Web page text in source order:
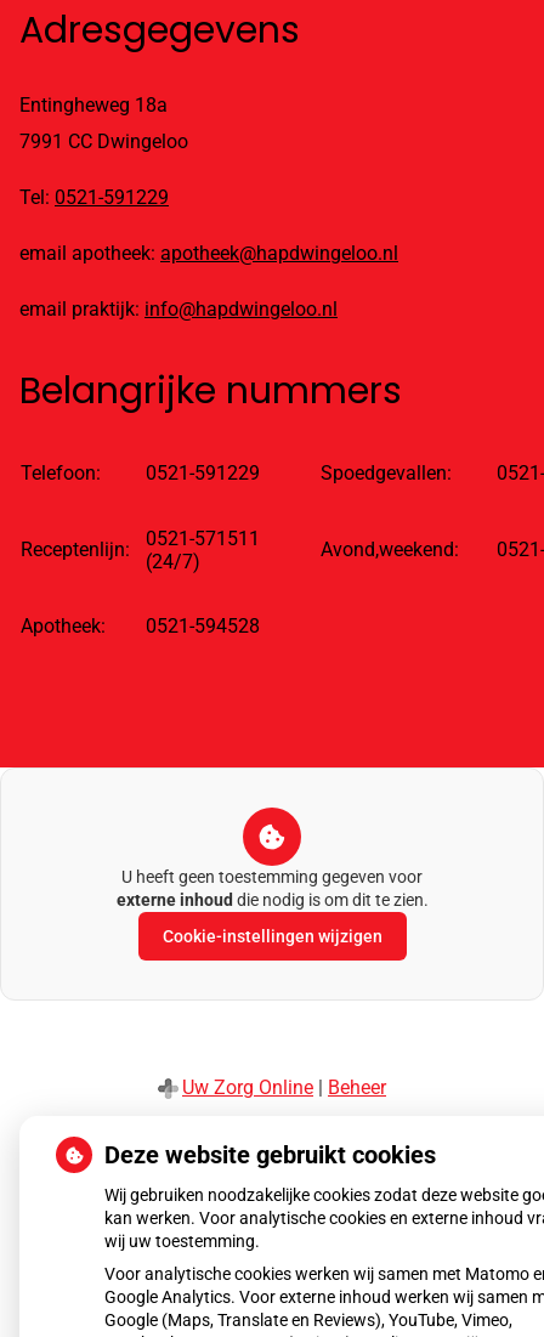
Adresgegevens
Entingheweg 18a
7991 CC Dwingeloo
Tel: 0521-591229
email apotheek: apotheek@hapdwingeloo.nl
email praktijk: info@hapdwingeloo.nl
Belangrijke nummers
Telefoon: 0521-591229 Spoedgevallen:
Receptenlijn:
0521-571511
(24/7)
Avond,weekend:
Apotheek: 0521-594528
U heeft geen toestemming gegeven voor
externe inhoud die nodig is om dit te zien.
Cookie-instellingen wijzigen
Uw Zorg Online | Beheer
Privacy verklaring|Cookie-instellingen|Voorwaarden
Deze website gebruikt cookies
Wij gebruiken noodzakelijke cookies zodat deze website
kan werken. Voor analytische cookies en externe inhoud
wij uw toestemming.
Voor analytische cookies werken wij samen met Matomo
Google Analytics. Voor externe inhoud werken wij samen
Google (Maps, Translate en Reviews), YouTube, Vimeo,